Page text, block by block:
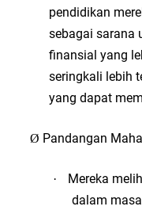
pendidikan
sebagai sarana
finansial yang
seringkali lebih
yang dapat
Ø Pandangan
·
Mereka
dalam